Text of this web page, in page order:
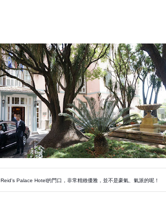
Reid's Palace Hotel的門口，非常精緻優雅，並不是豪氣、氣派的呢 ！